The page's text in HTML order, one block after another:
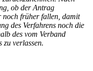
ob der Antrag
noch früher fallen, damit
des Verfahrens noch die
des vom Verband
zu verlassen.